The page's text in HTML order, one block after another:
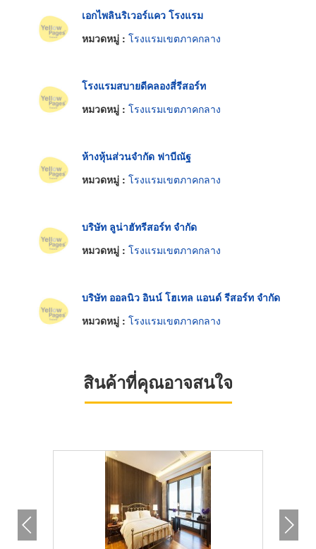
เอกไพลินริเวอร์แคว โรงแรม
หมวดหมู่ : โรงแรมเขตภาคกลาง
โรงแรมสบายดีคลองสี่รีสอร์ท
หมวดหมู่ : โรงแรมเขตภาคกลาง
ห้างหุ้นส่วนจำกัด ฟาบีณัฐ
หมวดหมู่ : โรงแรมเขตภาคกลาง
บริษัท ลูน่าฮัทรีสอร์ท จำกัด
หมวดหมู่ : โรงแรมเขตภาคกลาง
บริษัท ออลนิว อินน์ โฮเทล แอนด์ รีสอร์ท จำกัด
หมวดหมู่ : โรงแรมเขตภาคกลาง
สินค้าที่คุณอาจสนใจ